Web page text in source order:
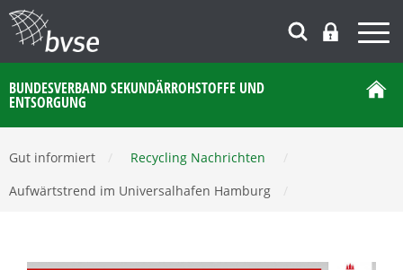
BUNDESVERBAND SEKUNDÄRROHSTOFFE UND
ENTSORGUNG
Gut informiert Recycling Nachrichten
Aufwärtstrend im Universalhafen Hamburg